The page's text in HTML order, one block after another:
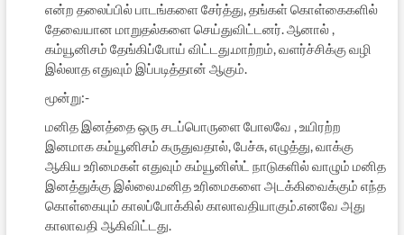
என்ற தலைப்பில் பாடங்களை சேர்த்து, தங்கள் கொள்கைகளில்
தேவையான மாறுதல்களை செய்துவிட்டனர். ஆனால் ,
கம்யூனிசம் தேங்கிப்போய் விட்டது.மாற்றம், வளர்ச்சிக்கு வழி
இல்லாத எதுவும் இப்படித்தான் ஆகும்.
மூன்று:-
மனித இனத்தை ஒரு சடப்பொருளை போலவே , உயிரற்ற
இனமாக கம்யூனிசம் கருதுவதால், பேச்சு, எழுத்து, வாக்கு
ஆகிய உரிமைகள் எதுவும் கம்யூனிஸ்ட் நாடுகளில் வாழும் மனித
இனத்துக்கு இல்லை.மனித உரிமைகளை அடக்கிவைக்கும் எந்த
கொள்கையும் காலப்போக்கில் காலாவதியாகும்.எனவே அது
காலாவதி ஆகிவிட்டது.